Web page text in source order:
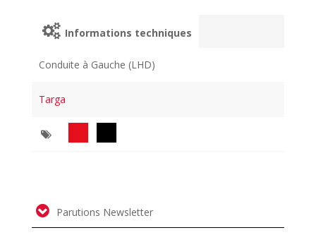
Informations techniques
Conduite à Gauche (LHD)
Targa
Parutions Newsletter